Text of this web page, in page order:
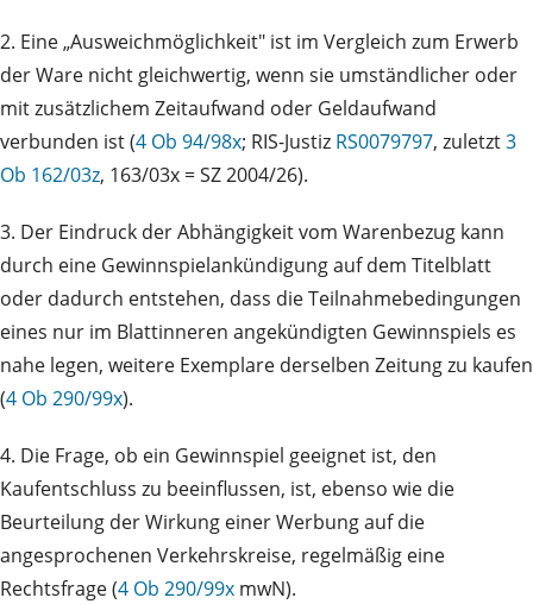
2. Eine „Ausweichmöglichkeit" ist im Vergleich zum Erwerb
der Ware nicht gleichwertig, wenn sie umständlicher oder
mit zusätzlichem Zeitaufwand oder Geldaufwand
verbunden ist (4 Ob 94/98x; RIS-Justiz RS0079797, zuletzt3
Ob 162/03z, 163/03x = SZ 2004/26).
3. Der Eindruck der Abhängigkeit vom Warenbezug kann
durch eine Gewinnspielankündigung auf dem Titelblatt
oder dadurch entstehen, dass die Teilnahmebedingungen
eines nur im Blattinneren angekündigten Gewinnspiels es
nahe legen, weitere Exemplare derselben Zeitung zu kaufen
(4 Ob 290/99x).
4. Die Frage, ob ein Gewinnspiel geeignet ist, den
Kaufentschluss zu beeinflussen, ist, ebenso wie die
Beurteilung der Wirkung einer Werbung auf die
angesprochenen Verkehrskreise, regelmäßig eine
Rechtsfrage (4 Ob 290/99x mwN).